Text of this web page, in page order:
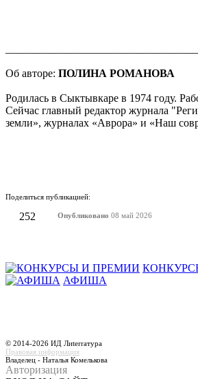
Об авторе: ПОЛИНА РОМАНОВА
Родилась в Сыктывкаре в 1974 году.
Сейчас главный редактор журнала
земли», журналах «Аврора» и «Наш
Поделиться публикацией:
252 Опубликовано 08 май 2026
АФИША
© 2014-2026 ИД Лиterraтура
Правовая информация
Владелец - Наталья Комелькова
Авторизация